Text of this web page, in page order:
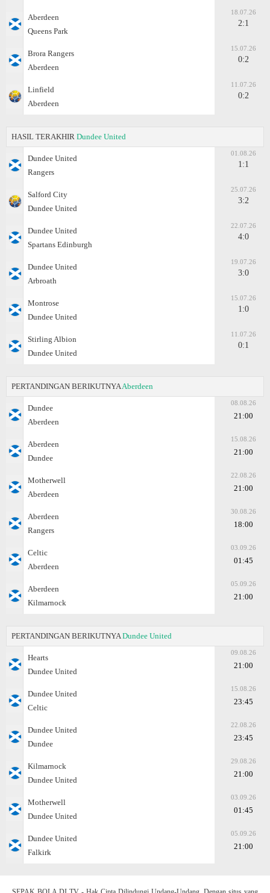
Aberdeen
Queens Park
18.07.26
2:1
Brora Rangers
Aberdeen
15.07.26
0:2
Linfield
Aberdeen
11.07.26
0:2
HASIL TERAKHIR Dundee United
Dundee United
Rangers
01.08.26
1:1
Salford City
Dundee United
25.07.26
3:2
Dundee United
Spartans Edinburgh
22.07.26
4:0
Dundee United
Arbroath
19.07.26
3:0
Montrose
Dundee United
15.07.26
1:0
Stirling Albion
Dundee United
11.07.26
0:1
PERTANDINGAN BERIKUTNYA Aberdeen
Dundee
Aberdeen
08.08.26
21:00
Aberdeen
Dundee
15.08.26
21:00
Motherwell
Aberdeen
22.08.26
21:00
Aberdeen
Rangers
30.08.26
18:00
Celtic
Aberdeen
03.09.26
01:45
Aberdeen
Kilmarnock
05.09.26
21:00
PERTANDINGAN BERIKUTNYA Dundee United
Hearts
Dundee United
09.08.26
21:00
Dundee United
Celtic
15.08.26
23:45
Dundee United
Dundee
22.08.26
23:45
Kilmarnock
Dundee United
29.08.26
21:00
Motherwell
Dundee United
03.09.26
01:45
Dundee United
Falkirk
05.09.26
21:00